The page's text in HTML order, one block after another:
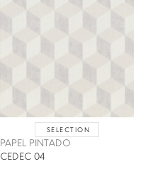
SELECTION
PAPEL PINTADO
CEDEC 04